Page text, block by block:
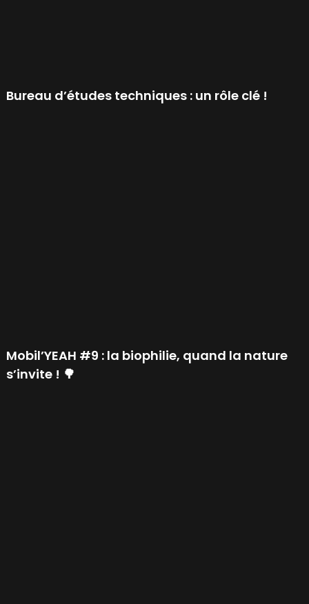
Bureau d’études techniques : un rôle clé !
Mobil’YEAH #9 : la biophilie, quand la nature
s’invite ! 🌳